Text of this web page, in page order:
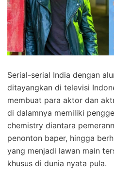
Serial-serial India dengan
ditayangkan di televisi
membuat para aktor dan
di dalamnya memiliki
chemistry diantara
penonton baper, hingga
yang menjadi lawan main
khusus di dunia nyata pula.